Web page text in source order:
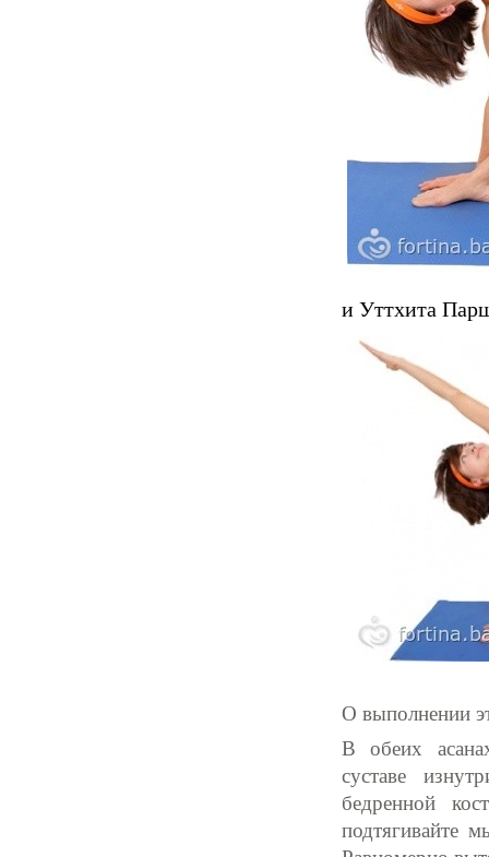
и Уттхита
О выполнении
В обеих
суставе
бедренной
подтягивайте